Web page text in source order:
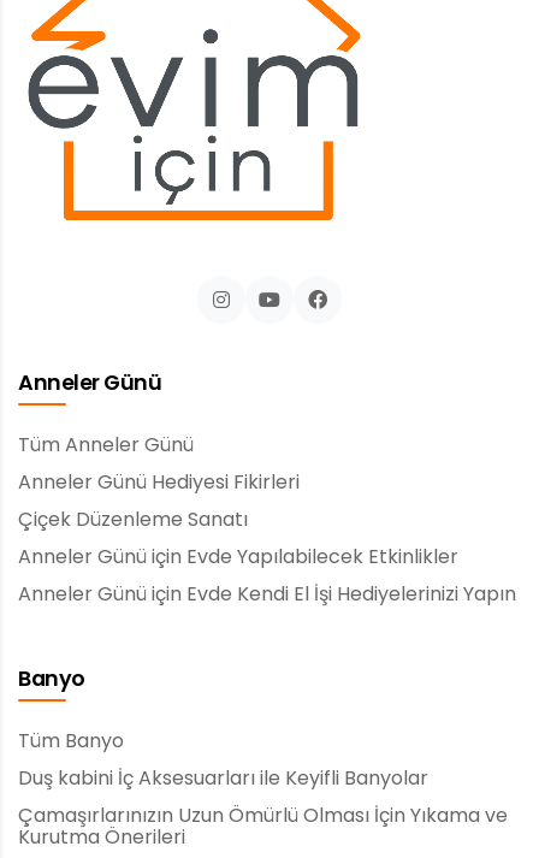
Anneler Günü
Tüm Anneler Günü
Anneler Günü Hediyesi Fikirleri
Çiçek Düzenleme Sanatı
Anneler Günü için Evde Yapılabilecek Etkinlikler
Anneler Günü için Evde Kendi El İşi Hediyelerinizi Yapın
Banyo
Tüm Banyo
Duş kabini İç Aksesuarları ile Keyifli Banyolar
Çamaşırlarınızın Uzun Ömürlü Olması İçin Yıkama ve
Kurutma Önerileri